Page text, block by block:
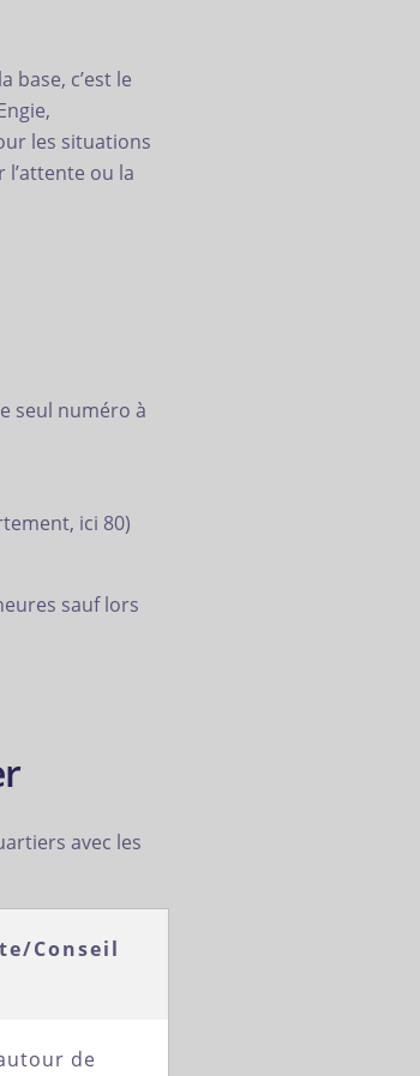
c’est le
les situations
ou la
seul numéro à
ici 80)
sauf lors
avec les
Conseil
de